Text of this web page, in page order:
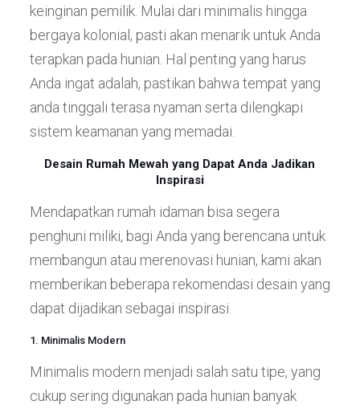
keinginan pemilik. Mulai dari minimalis hingga
bergaya kolonial, pasti akan menarik untuk Anda
terapkan pada hunian. Hal penting yang harus
Anda ingat adalah, pastikan bahwa tempat yang
anda tinggali terasa nyaman serta dilengkapi
sistem keamanan yang memadai.
Desain Rumah Mewah yang Dapat Anda Jadikan
Inspirasi
Mendapatkan rumah idaman bisa segera
penghuni miliki, bagi Anda yang berencana untuk
membangun atau merenovasi hunian, kami akan
memberikan beberapa rekomendasi desain yang
dapat dijadikan sebagai inspirasi.
1. Minimalis Modern
Minimalis modern menjadi salah satu tipe, yang
cukup sering digunakan pada hunian banyak